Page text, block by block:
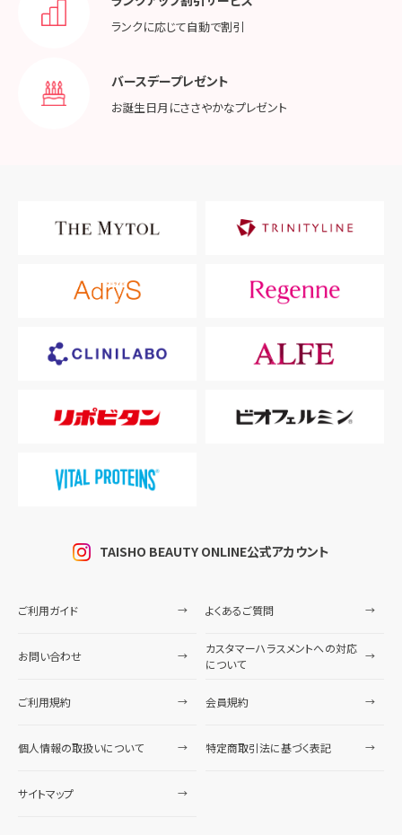
ランクに応じて自動で割引
バースデープレゼント
お誕生日月にささやかなプレゼント
TAISHO BEAUTY ONLINE公式アカウント
ご利用ガイド よくあるご質問
お問い合わせ
カスタマーハラスメントへの対応
について
ご利用規約 会員規約
個人情報の取扱いについて 特定商取引法に基づく表記
サイトマップ